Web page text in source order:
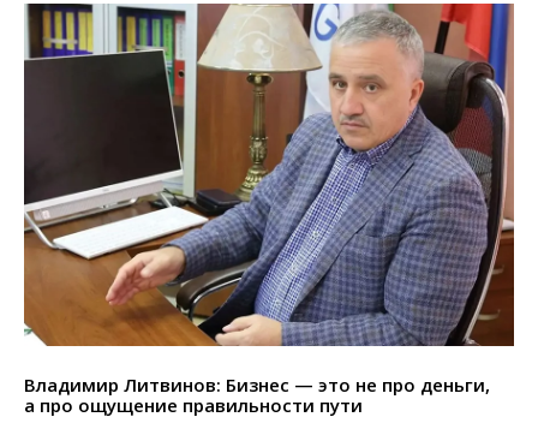
Владимир Литвинов: Бизнес — это не про деньги,
а про ощущение правильности пути